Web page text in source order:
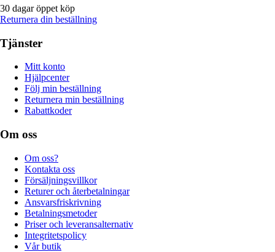
30 dagar öppet köp
Returnera din beställning
Tjänster
Mitt konto
Hjälpcenter
Följ min beställning
Returnera min beställning
Rabattkoder
Om oss
Om oss?
Kontakta oss
Försäljningsvillkor
Returer och återbetalningar
Ansvarsfriskrivning
Betalningsmetoder
Priser och leveransalternativ
Integritetspolicy
Vår butik